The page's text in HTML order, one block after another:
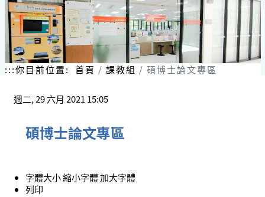
:::你目前位置: 首頁 課教組 碩博士論文專區
週二, 29 六月 2021 15:05
碩博士論文專區
字體大小縮小字體加大字體
列印